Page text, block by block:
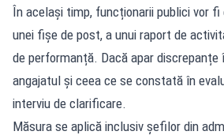
În același timp, funcționarii publici vor fi
unei fișe de post, a unui raport de
de performanță. Dacă apar discrepanțe
angajatul și ceea ce se constată în
interviu de clarificare.
Măsura se aplică inclusiv șefilor din